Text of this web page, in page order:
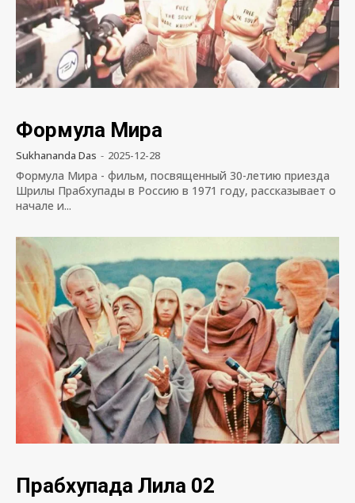
Формула Мира
Sukhananda Das - 2025-12-28
Формула Мира - фильм, посвященный 30-летию приезда
Шрилы Прабхупады в Россию в 1971 году, рассказывает о
начале и...
Прабхупада Лила 02